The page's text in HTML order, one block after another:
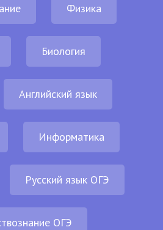
Физика
Биология
Английский язык
Информатика
Русский язык ОГЭ
ОГЭ